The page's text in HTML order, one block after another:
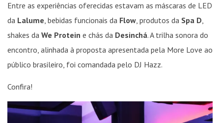
Entre as experiências oferecidas estavam as máscaras de LED
da Lalume, bebidas funcionais da Flow, produtos da Spa D,
shakes da We Protein e chás da Desinchá. A trilha sonora do
encontro, alinhada à proposta apresentada pela More Love ao
público brasileiro, foi comandada pelo DJ Hazz.
Confira!